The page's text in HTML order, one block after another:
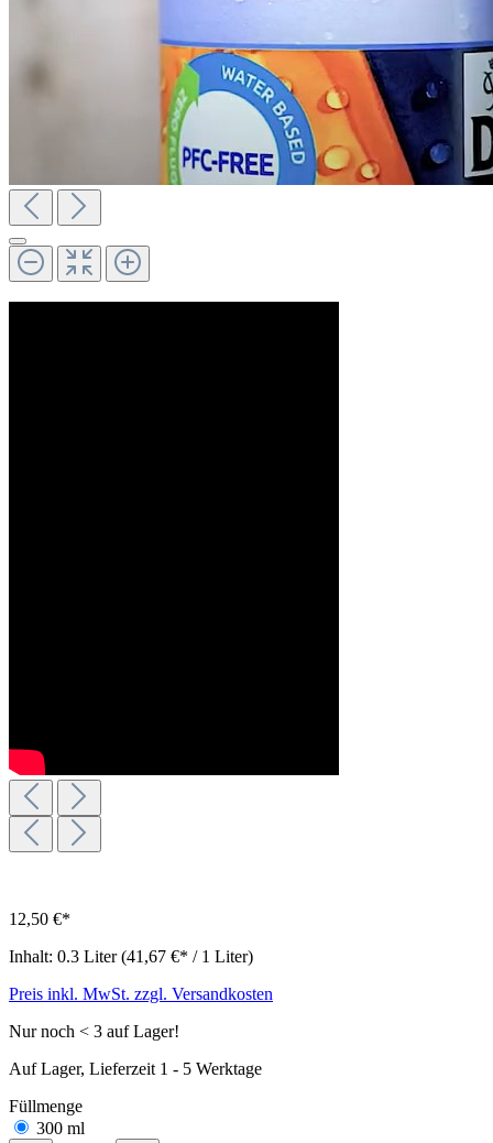
12,50 €*
Inhalt: 0.3 Liter(41,67 €* / 1 Liter)
Preis inkl. MwSt. zzgl. Versandkosten
Nur noch < 3 auf Lager!
Auf Lager, Lieferzeit 1 - 5 Werktage
Füllmenge
300 ml